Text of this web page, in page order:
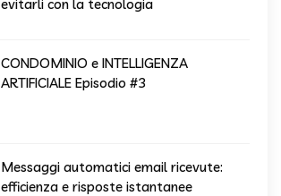
evitarli con la tecnologia
CONDOMINIO e INTELLIGENZA
ARTIFICIALE Episodio #3
Messaggi automatici email ricevute:
efficienza e risposte istantanee